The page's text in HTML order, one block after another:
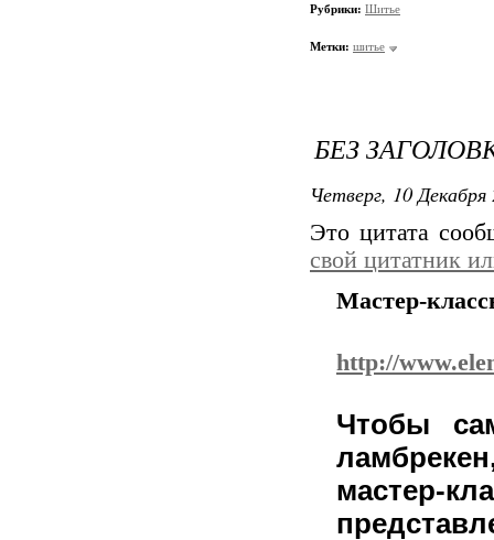
Рубрики: Шитье
Метки: шитье
БЕЗ
Четверг, 10
Это цитата
свой цитатник
Мастер-
http://
Чтобы